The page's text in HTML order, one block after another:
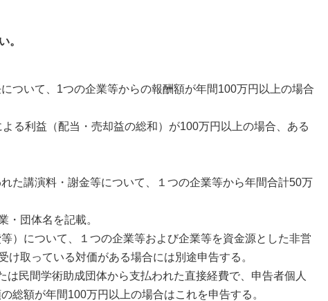
。
ついて、1つの企業等からの報酬額が年間100万円以上の場合
る利益（配当・売却益の総和）が100万円以上の場合、ある
た講演料・謝金等について、１つの企業等から年間合計50万
・団体名を記載。
）について、１つの企業等および企業等を資金源とした非営
取っている対価がある場合には別途申告する。
民間学術助成団体から支払われた直接経費で、申告者個人
総額が年間100万円以上の場合はこれを申告する。